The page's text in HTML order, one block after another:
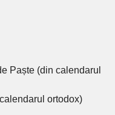
Paște (din calendarul
ortodox)